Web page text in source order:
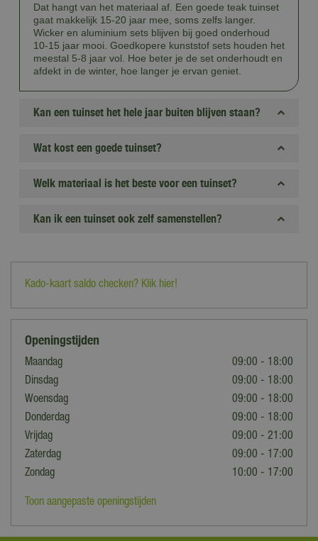
Dat hangt van het materiaal af. Een goede teak tuinset
gaat makkelijk 15-20 jaar mee, soms zelfs langer.
Wicker en aluminium sets blijven bij goed onderhoud
10-15 jaar mooi. Goedkopere kunststof sets houden het
meestal 5-8 jaar vol. Hoe beter je de set onderhoudt en
afdekt in de winter, hoe langer je ervan geniet.
Kan een tuinset het hele jaar buiten blijven staan?
Wat kost een goede tuinset?
Welk materiaal is het beste voor een tuinset?
Kan ik een tuinset ook zelf samenstellen?
Kado-kaart saldo checken? Klik hier!
Openingstijden
Maandag
09:00 - 18:00
Dinsdag
09:00 - 18:00
Woensdag
09:00 - 18:00
Donderdag
09:00 - 18:00
Vrijdag
09:00 - 21:00
Zaterdag
09:00 - 17:00
Zondag
10:00 - 17:00
Toon aangepaste openingstijden